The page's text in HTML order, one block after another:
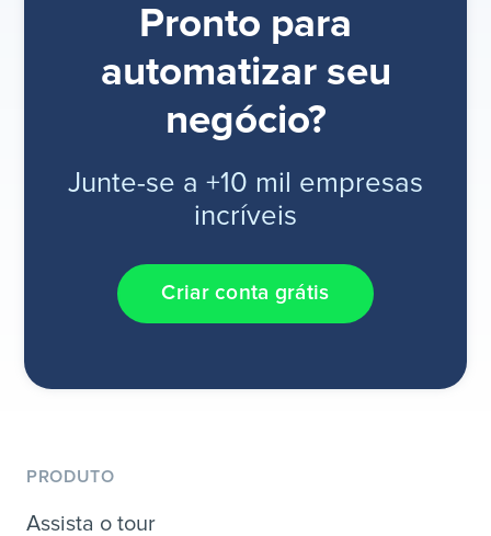
Pronto para
automatizar seu
negócio?
Junte-se a +10 mil empresas
incríveis
Criar conta grátis
PRODUTO
Assista o tour